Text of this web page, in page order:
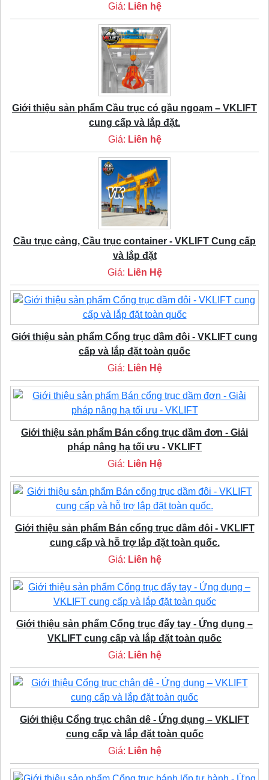
Giá: Liên hệ
Giới thiệu sản phẩm Cầu trục có gầu ngoạm – VKLIFT
cung cấp và lắp đặt.
Giá: Liên hệ
Cầu trục cảng, Cầu trục container - VKLIFT Cung cấp
và lắp đặt
Giá: Liên Hệ
Giới thiệu sản phẩm Cổng trục dầm đôi - VKLIFT cung
cấp và lắp đặt toàn quốc
Giá: Liên Hệ
Giới thiệu sản phẩm Bán cổng trục dầm đơn - Giải
pháp nâng hạ tối ưu - VKLIFT
Giá: Liên Hệ
Giới thiệu sản phẩm Bán cổng trục dầm đôi - VKLIFT
cung cấp và hỗ trợ lắp đặt toàn quốc.
Giá: Liên hệ
Giới thiệu sản phẩm Cổng trục đẩy tay - Ứng dụng –
VKLIFT cung cấp và lắp đặt toàn quốc
Giá: Liên hệ
Giới thiệu Cổng trục chân dê - Ứng dụng – VKLIFT
cung cấp và lắp đặt toàn quốc
Giá: Liên hệ